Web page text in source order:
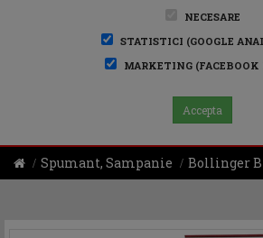
NECESARE
STATISTICI (GOOGLE
MARKETING
Accepta
Spumant, Sampanie Bollinger